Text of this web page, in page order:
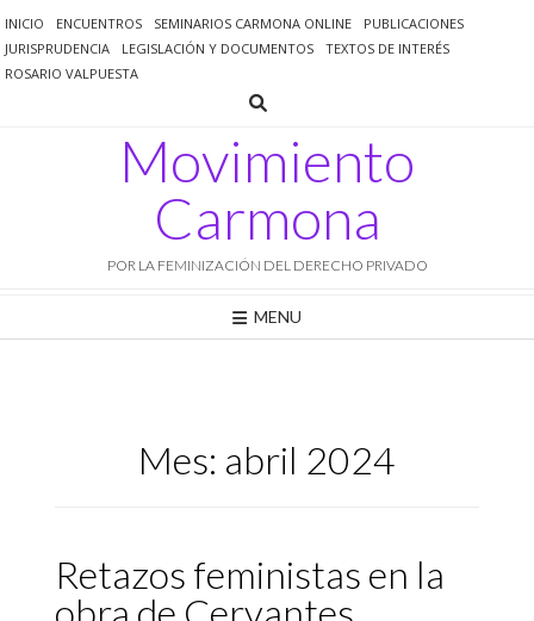
al
contenido
INICIO ENCUENTROS SEMINARIOS CARMONA ONLINE
PUBLICACIONES
JURISPRUDENCIA
LEGISLACIÓN Y DOCUMENTOS
TEXTOS DE INTERÉS
ROSARIO VALPUESTA
Movimiento
Carmona
POR LA FEMINIZACIÓN DEL DERECHO PRIVADO
MENU
Mes: abril 2024
Retazos feministas en la